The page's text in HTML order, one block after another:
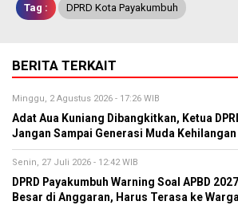
Tag : DPRD Kota Payakumbuh
BERITA TERKAIT
Minggu, 2 Agustus 2026 - 17:26 WIB
Adat Aua Kuniang Dibangkitkan, Ketua
Jangan Sampai Generasi Muda
Senin, 27 Juli 2026 - 12:42 WIB
DPRD Payakumbuh Warning Soal APBD
Besar di Anggaran, Harus Terasa ke